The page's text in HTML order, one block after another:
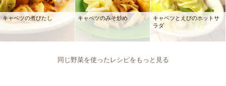
キャベツの煮びたし キャベツのみそ炒め
キャベツとえびのホットサ
ラダ
同じ野菜を使ったレシピをもっと見る